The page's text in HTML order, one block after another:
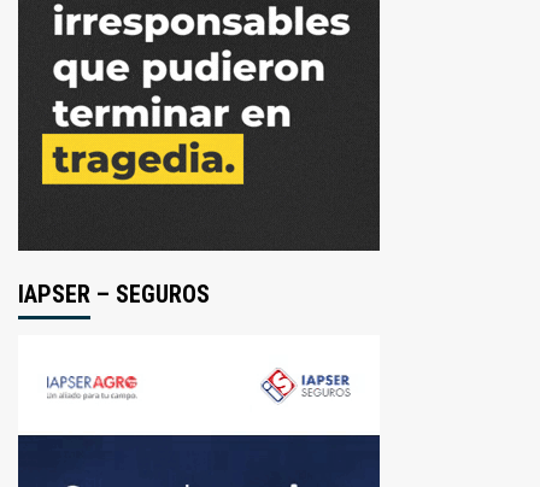
IAPSER – SEGUROS